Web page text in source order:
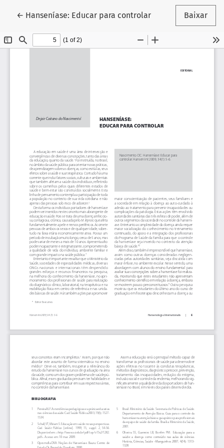
← Voltar aos Detalhes do Artigo
Hanseníase: Educar para controlar Baixar